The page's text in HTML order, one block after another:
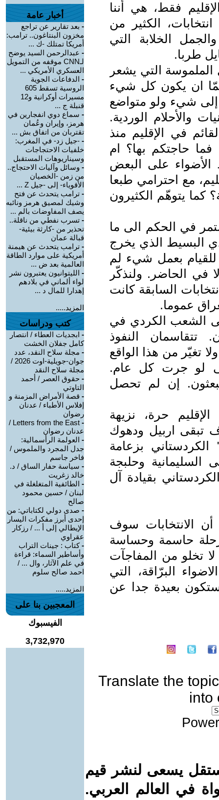
فقط، هي أننا
الكثير من
الخلابة التي
طربا.
الملموسة التي يشعر
ان يكون كل شيء
إلى شيء ولو متواضع
والأحلام الوردية.
في الإقليم منذ
فما حاجتكم بها؟ ام
الأضواء على البعض
مع احترامي طبعا
كما يتوهّم الكثيرون
في الحكم الى ما
البسيط الذي يخرج
بعمل شيء لم
في الحاضر. ولنذكّر
السابقة كانت
عموما.
الشعب الكردي في
تتقاسمان النفوذ
تغيّر من هذا الواقع
لو جرت كل عام.
إن لم تحصل
حرة، نزيهة
تبقى اربيل ودهوك
بزعامة
السليمانية وحلبجة
بقيادة آل
الانتخابات سوف
حاسمة وحساسة
تخلو من المفاجآت
البرّاقة، التي
بعيدة جدا عن
Translate the topic
into
يسعى لنشر قيم
في العالم العربي.
أخبار عامة
- بعد تقارير عن تراجع
مخزون البنتاغون.. ترامب:
أمريكا تمتلك -ك ...
- عبدالرحمن السيد يوضح
لـCNN موقفه من التمويل
العسكري الأمريكي ...
- الدفاعات الجوية
الروسية تسقط 605
مسيرات أوكرانية و12
قنبلة ج ...
- سماع دوي انفجارين في
هرمز، وإيران وعُمان
تقتربان من اتفاق بش ...
- -جيل زد- في المغرب:
خلفيات الاحتجاجات
وسيناريوهات المستقبل
- وسائل وآليات الاحتجاج..
من زمن -الخصيان
الأقوياء- إلى -جيل Z ...
- ترامب يتحدث عن فتح
وشيك لمصيق هرمز ونائبه
يصف المفاوضات بالم ...
- تسرب نفطي من ناقلة..
تحذير من -كارثة بيئية-
قبالة عمان
- ترامب يتحدث عن هيمنة
أمريكية على موارد الطاقة
العالمية بعد ض ...
- الليتوانيون يعتبرون نشر
لواء ألماني في بلادهم
إهدارا للمال د ...
المزيد.....
كتب ودراسات
- ابجديات العطاء / انتصار
كامل جفلان الخشت
- مجلة سلاح النقد، عدد
جوان-جويلية-اوت 2026 /
مجلة سلاح النقد
- حقوق العصر / أحمد
التاوتي
- قصة الأمراض المزمنة و
إفلاس الأطباء / عدنان
رضوان
-
Letters from the East /
عدنان رضوان
- العولمة الرأسمالية:
جدل المجرد والملموس /
فاخر جاسم
- سياسة حفار الساق / د.
خالد زغريت
- الطائفية المتغلغلة في
لبنان / حسين محمود
صالح
- صدى دولي لكتاباتي: من
إحدى أبرز مفكرات اليسار
الإيطالي إلى أ ... / رزكار
عقراوي
-كتاب : جينات التراب
وأساطير السماء: قراءة
في علم الآثار، وال ... /
احمد صالح سلوم
المزيد.....
المعجبين بنا على
الفيسبوك
3,732,970